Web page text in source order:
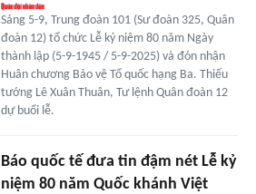
Sáng 5-9, Trung đoàn 101 (Sư đoàn 325, Quân
đoàn 12) tổ chức Lễ kỷ niệm 80 năm Ngày
thành lập (5-9-1945 / 5-9-2025) và đón nhận
Huân chương Bảo vệ Tổ quốc hạng Ba. Thiếu
tướng Lê Xuân Thuân, Tư lệnh Quân đoàn 12
dự buổi lễ.
Báo quốc tế đưa tin đậm nét Lễ kỷ
niệm 80 năm Quốc khánh Việt